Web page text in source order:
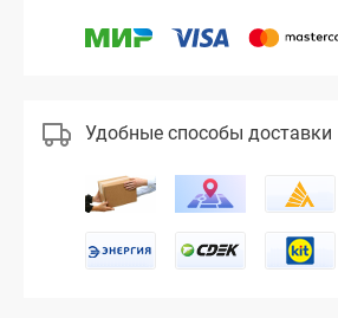
Удобные способы доставки